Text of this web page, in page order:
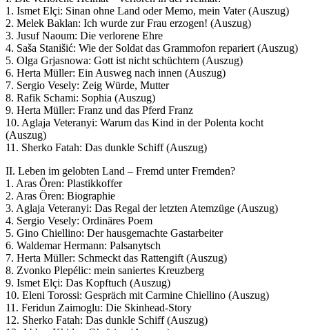
1. Ismet Elçi: Sinan ohne Land oder Memo, mein Vater (Auszug)
2. Melek Baklan: Ich wurde zur Frau erzogen! (Auszug)
3. Jusuf Naoum: Die verlorene Ehre
4. Saša Stanišić: Wie der Soldat das Grammofon repariert (Auszug)
5. Olga Grjasnowa: Gott ist nicht schüchtern (Auszug)
6. Herta Müller: Ein Ausweg nach innen (Auszug)
7. Sergio Vesely: Zeig Würde, Mutter
8. Rafik Schami: Sophia (Auszug)
9. Herta Müller: Franz und das Pferd Franz
10. Aglaja Veteranyi: Warum das Kind in der Polenta kocht
(Auszug)
11. Sherko Fatah: Das dunkle Schiff (Auszug)
II. Leben im gelobten Land – Fremd unter Fremden?
1. Aras Ören: Plastikkoffer
2. Aras Ören: Biographie
3. Aglaja Veteranyi: Das Regal der letzten Atemzüge (Auszug)
4. Sergio Vesely: Ordinäres Poem
5. Gino Chiellino: Der hausgemachte Gastarbeiter
6. Waldemar Hermann: Palsanytsch
7. Herta Müller: Schmeckt das Rattengift (Auszug)
8. Zvonko Plepélic: mein saniertes Kreuzberg
9. Ismet Elçi: Das Kopftuch (Auszug)
10. Eleni Torossi: Gespräch mit Carmine Chiellino (Auszug)
11. Feridun Zaimoglu: Die Skinhead-Story
12. Sherko Fatah: Das dunkle Schiff (Auszug)